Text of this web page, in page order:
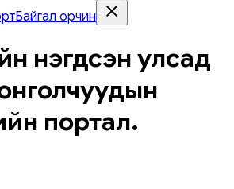
Байгал орчин
нэгдсэн улсад
портал.